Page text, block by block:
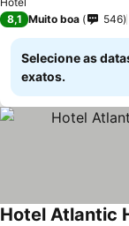
8,1 Muito boa 546
Selecione as
exatos.
Hotel Atlantic